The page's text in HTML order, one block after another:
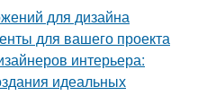
для дизайна
для вашего проекта
интерьера:
идеальных